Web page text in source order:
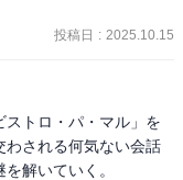
ていましたが、主人公
でもそれがよかったで
原作として楽しむこ
どうしても「パ・マ
と知りつつもなかな
投稿日 : 2025.10.15
トロ・パ・マル」を
わされる何気ない会話
解いていく。